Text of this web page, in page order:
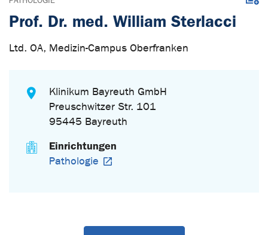
Prof. Dr. med. William Sterlacci
Ltd. OA, Medizin-Campus Oberfranken
Klinikum Bayreuth GmbH
Preuschwitzer Str. 101
95445 Bayreuth
Einrichtungen
Pathologie